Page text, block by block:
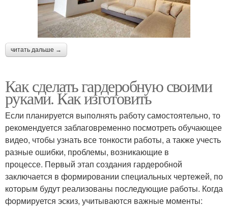
читать дальше →
Как сделать гардеробную своими
руками. Как изготовить
Если планируется выполнять работу самостоятельно, то
рекомендуется заблаговременно посмотреть обучающее
видео, чтобы узнать все тонкости работы, а также учесть
разные ошибки, проблемы, возникающие в
процессе. Первый этап создания гардеробной
заключается в формировании специальных чертежей, по
которым будут реализованы последующие работы. Когда
формируется эскиз, учитываются важные моменты: